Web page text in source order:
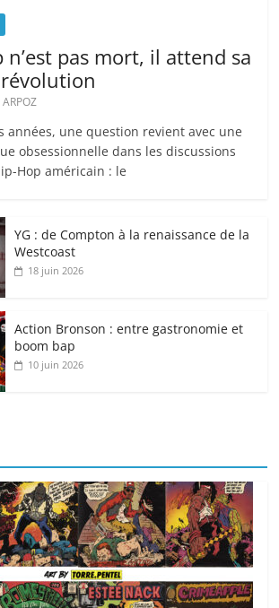
n’est pas mort, il attend sa
ARPOZ
années, une question revient avec une
obsessionnelle dans les discussions
Hop américain : le
YG : de Compton à la renaissance de la
Westcoast
18 juin 2026
Action Bronson : entre gastronomie et
boom bap
10 juin 2026